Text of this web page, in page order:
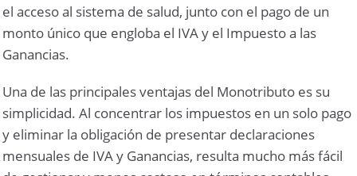
el acceso al sistema de salud, junto con el pago de un
monto único que engloba el IVA y el Impuesto a las
Ganancias.
Una de las principales ventajas del Monotributo es su
simplicidad. Al concentrar los impuestos en un solo pago
y eliminar la obligación de presentar declaraciones
mensuales de IVA y Ganancias, resulta mucho más fácil